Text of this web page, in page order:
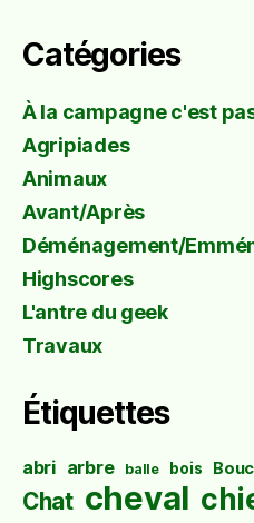
Catégories
À la campagne c'est
Agripiades
Animaux
Avant/Après
Déménagement/
Highscores
L'antre du geek
Travaux
Étiquettes
abri arbre balle bois
Chat cheval